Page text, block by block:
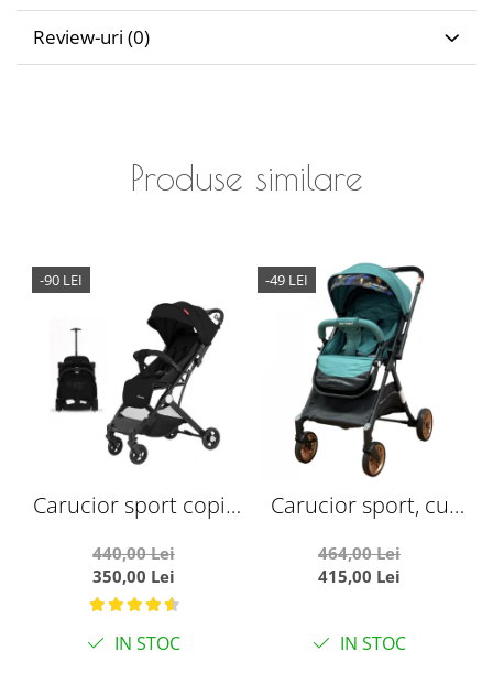
Review-uri (0)
Produse similare
-90 LEI
Carucior sport copii,
pentru avion, cu
sistem troller, C8
440,00 Lei
350,00 Lei
IN STOC
-49 LEI
Carucior sport, cu
pliabil si troler, T700
For Angel, Verde
464,00 Lei
415,00 Lei
IN STOC